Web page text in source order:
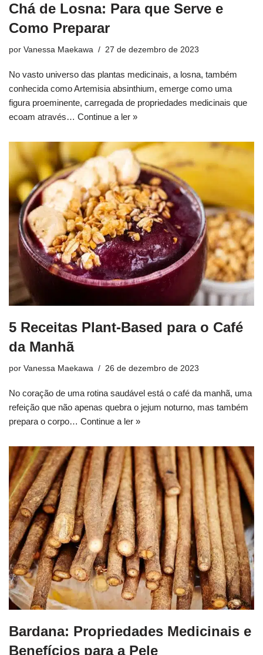
Chá de Losna: Para que Serve e
Como Preparar
por Vanessa Maekawa 27 de dezembro de 2023
No vasto universo das plantas medicinais, a losna, também
conhecida como Artemisia absinthium, emerge como uma
figura proeminente, carregada de propriedades medicinais que
ecoam através… Continue a ler »
5 Receitas Plant-Based para o Café
da Manhã
por Vanessa Maekawa 26 de dezembro de 2023
No coração de uma rotina saudável está o café da manhã, uma
refeição que não apenas quebra o jejum noturno, mas também
prepara o corpo… Continue a ler »
Bardana: Propriedades Medicinais e
Benefícios para a Pele